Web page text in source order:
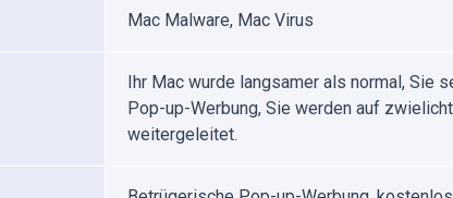
Mac Malware, Mac Virus
Ihr Mac wurde langsamer als normal, Sie
Pop-up-Werbung, Sie werden auf
weitergeleitet.